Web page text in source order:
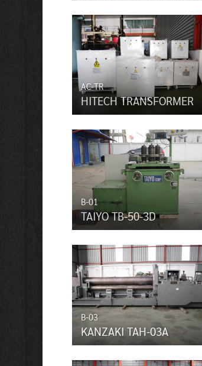
AC-TR
HITECH TRANSFORMER
B-01
TAIYO TB-50-3D
B-03
KANZAKI TAH-03A